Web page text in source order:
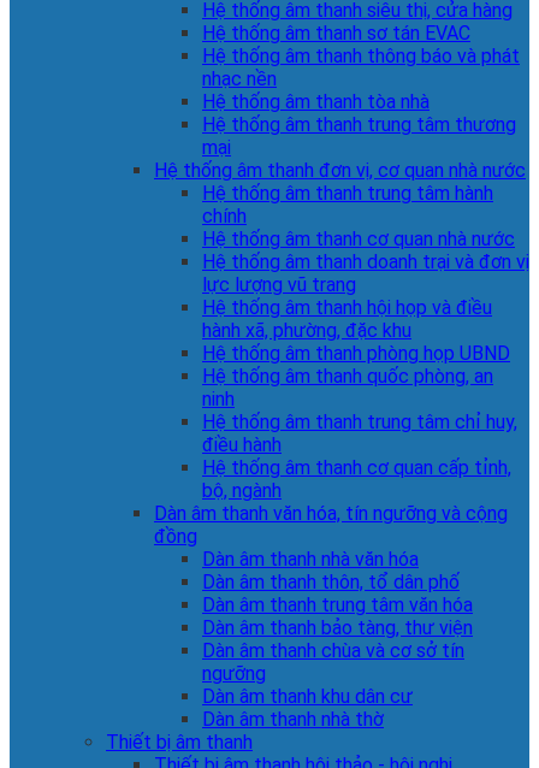
Hệ thống âm thanh siêu thị, cửa hàng
Hệ thống âm thanh sơ tán EVAC
Hệ thống âm thanh thông báo và phát
nhạc nền
Hệ thống âm thanh tòa nhà
Hệ thống âm thanh trung tâm thương
mại
Hệ thống âm thanh đơn vị, cơ quan nhà nước
Hệ thống âm thanh trung tâm hành
chính
Hệ thống âm thanh cơ quan nhà nước
Hệ thống âm thanh doanh trại và đơn vị
lực lượng vũ trang
Hệ thống âm thanh hội họp và điều
hành xã, phường, đặc khu
Hệ thống âm thanh phòng họp UBND
Hệ thống âm thanh quốc phòng, an
ninh
Hệ thống âm thanh trung tâm chỉ huy,
điều hành
Hệ thống âm thanh cơ quan cấp tỉnh,
bộ, ngành
Dàn âm thanh văn hóa, tín ngưỡng và cộng
đồng
Dàn âm thanh nhà văn hóa
Dàn âm thanh thôn, tổ dân phố
Dàn âm thanh trung tâm văn hóa
Dàn âm thanh bảo tàng, thư viện
Dàn âm thanh chùa và cơ sở tín
ngưỡng
Dàn âm thanh khu dân cư
Dàn âm thanh nhà thờ
Thiết bị âm thanh